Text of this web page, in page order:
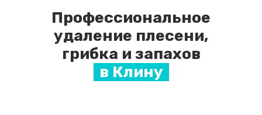
Профессиональное
удаление плесени,
грибка и запахов
в Клину